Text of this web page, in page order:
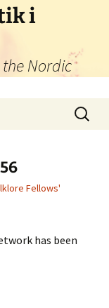
i
Nordic
Sök
efter:
Fellows'
has been